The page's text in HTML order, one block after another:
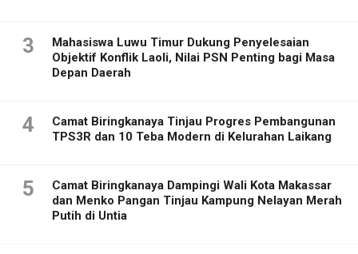
3
Mahasiswa Luwu Timur Dukung Penyelesaian
Objektif Konflik Laoli, Nilai PSN Penting bagi Masa
Depan Daerah
4
Camat Biringkanaya Tinjau Progres Pembangunan
TPS3R dan 10 Teba Modern di Kelurahan Laikang
5
Camat Biringkanaya Dampingi Wali Kota Makassar
dan Menko Pangan Tinjau Kampung Nelayan Merah
Putih di Untia